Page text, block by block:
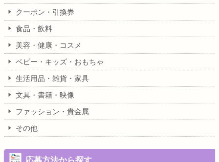
クーポン・引換券
食品・飲料
美容・健康・コスメ
ベビー・キッズ・おもちゃ
生活用品・雑貨・家具
文具・書籍・映像
ファッション・貴金属
その他